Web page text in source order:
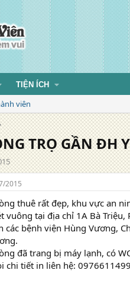
TIỆN ÍCH
viên
TRỌ GẦN ĐH
2015
thuê rất đẹp, khu vực an
vuông tại địa chỉ 1A Bà
các bệnh viện Hùng Vương,
đã trang bị máy lạnh, có
chi tiết in liên hệ: